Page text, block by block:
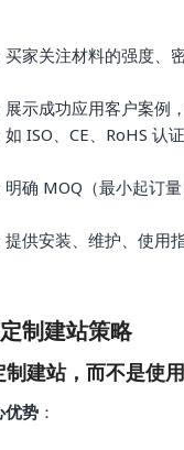
买家关注材料的强度、
展示成功应用客户案例
如 ISO、CE、RoHS 认
明确 MOQ（最小起订
提供安装、维护、使用
制建站策略
制建站，而不是使
优势 ：